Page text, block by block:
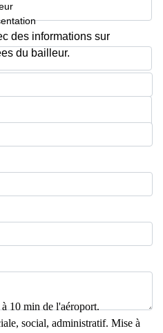
des informations sur
du bailleur.
10 min de l'aéroport.
social, administratif. Mise à